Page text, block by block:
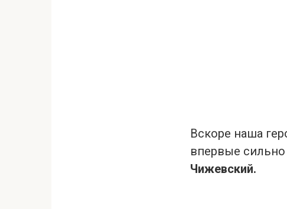
Вскоре наша
впервые
Чижевский.